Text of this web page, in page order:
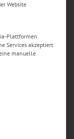
Website
Plattformen
Services akzeptiert
manuelle